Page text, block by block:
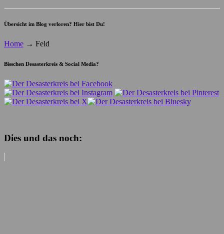
Übersicht im Blog verloren? Hier bist Du!
Home → Feld
Bisschen Desasterkreis & Social Media?
Dies und das noch: